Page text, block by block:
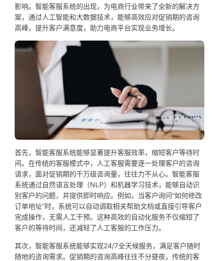
影响。智能客服系统的出现，为电商行业带来了全新的解决方
案，通过人工智能和大数据技术，能够高效应对促销期的咨询
高峰，提升客户满意度，助力电商平台实现业务增长。
首先，智能客服系统能够显著提升客服效率，缩短客户等待时
间。在传统的客服模式中，人工客服需要逐一处理客户的咨询
请求，面对促销期的千万级咨询量，往往力不从心。智能客服
系统通过自然语言处理（NLP）和机器学习技术，能够自动识
别客户的问题，并提供即时响应。例如，当客户询问“如何修改
订单地址”时，系统可以自动调取相关帮助文档或直接引导客户
完成操作，无需人工干预。这种高效的自动化服务不仅缩短了
客户的等待时间，还减轻了人工客服的工作压力。
其次，智能客服系统能够实现24/7全天候服务，满足客户随时
随地的咨询需求。促销期的咨询高峰往往不分昼夜，传统的客